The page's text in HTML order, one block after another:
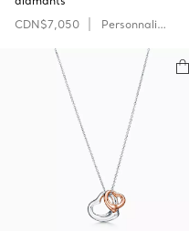
CDN$7,050
Personnaliser